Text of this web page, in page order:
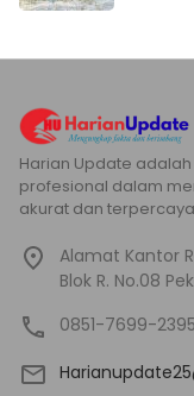
Harian Update
profesional dalam
akurat dan
Alamat Kantor
Blok R. No.08
0851-7699-2395